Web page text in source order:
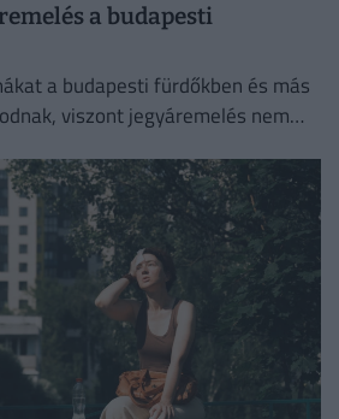
a budapesti
a budapesti fürdőkben és más
viszont jegyáremelés nem